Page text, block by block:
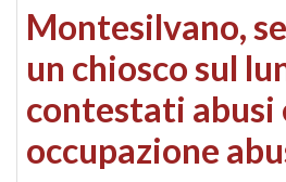
Montesilvano,
un chiosco sul
contestati abusi
occupazione